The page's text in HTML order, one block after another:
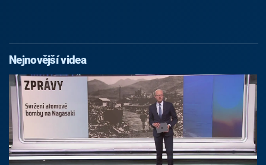
Nejnovější videa